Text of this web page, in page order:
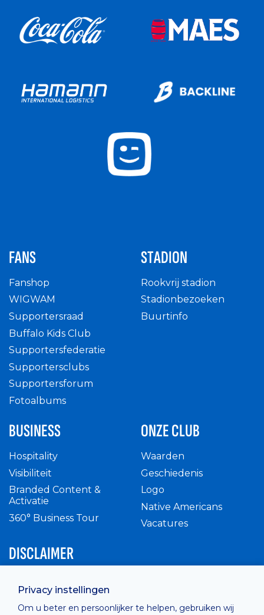
Privacy instellingen
Om u beter en persoonlijker te helpen, gebruiken wij
FANS
Fanshop
WIGWAM
Supportersraad
Buffalo Kids Club
Supportersfederatie
Supportersclubs
Supportersforum
Fotoalbums
STADION
Rookvrij stadion
Stadionbezoeken
Buurtinfo
BUSINESS
Hospitality
Visibiliteit
Branded Content &
Activatie
360° Business Tour
ONZE CLUB
Waarden
Geschiedenis
Logo
Native Americans
Vacatures
DISCLAIMER
Privacy Policy
Cashless